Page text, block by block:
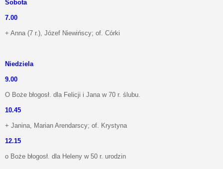
Sobota
7.00
+ Anna (7 r.), Józef Niewińscy; of. Córki
Niedziela
9.00
O Boże błogosł. dla Felicji i Jana w 70 r. ślubu.
10.45
+ Janina, Marian Arendarscy; of. Krystyna
12.15
o Boże błogosł. dla Heleny w 50 r. urodzin